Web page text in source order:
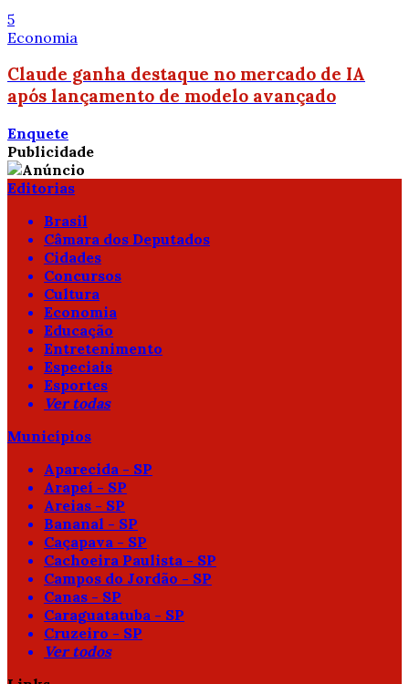
5
Economia
Claude ganha destaque no mercado de IA
após lançamento de modelo avançado
Enquete
Publicidade
Editorias
Brasil
Câmara dos Deputados
Cidades
Concursos
Cultura
Economia
Educação
Entretenimento
Especiais
Esportes
Ver todas
Municípios
Aparecida - SP
Arapeí - SP
Areias - SP
Bananal - SP
Caçapava - SP
Cachoeira Paulista - SP
Campos do Jordão - SP
Canas - SP
Caraguatatuba - SP
Cruzeiro - SP
Ver todos